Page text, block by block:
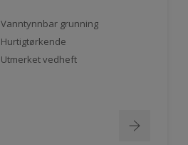
Vanntynnbar grunning
Hurtigtørkende
Utmerket vedheft